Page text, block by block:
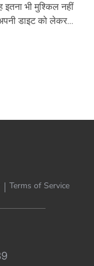
भी मुश्किल नहीं
डाइट को लेकर
काउंट करने लगते हैं।
है, हेल्दी
Terms of Service